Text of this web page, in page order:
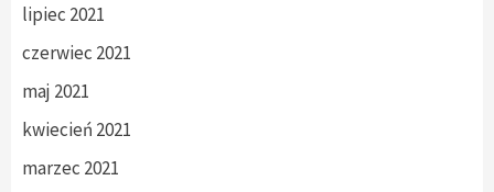
lipiec 2021
czerwiec 2021
maj 2021
kwiecień 2021
marzec 2021